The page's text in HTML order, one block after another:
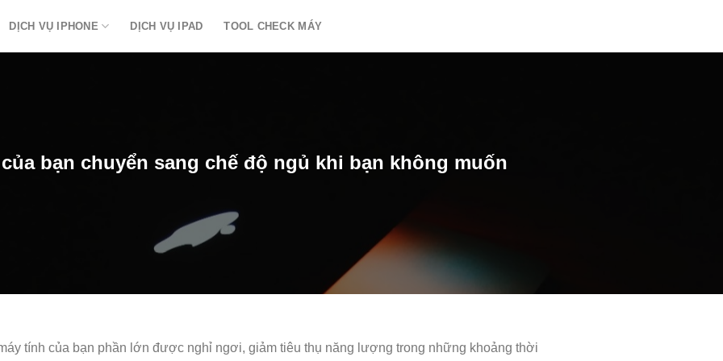
DỊCH VỤ IPHONE DỊCH VỤ IPAD TOOL CHECK MÁY
bạn chuyển sang chế độ ngủ khi bạn không muốn
tính của bạn phần lớn được nghỉ ngơi, giảm tiêu thụ năng lượng trong những khoảng thời